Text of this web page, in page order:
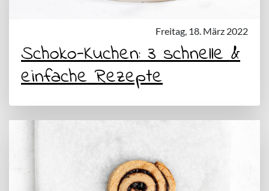
Freitag, 18. März 2022
Schoko-Kuchen: 3 schnelle &
einfache Rezepte